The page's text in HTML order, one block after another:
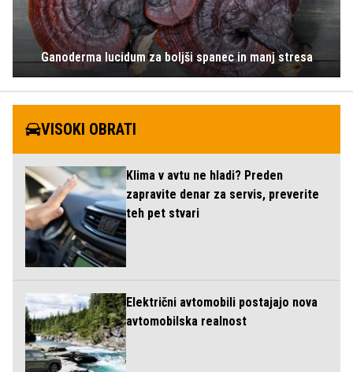
Ganoderma lucidum za boljši spanec in manj stresa
VISOKI OBRATI
Klima v avtu ne hladi? Preden
zapravite denar za servis, preverite
teh pet stvari
Električni avtomobili postajajo nova
avtomobilska realnost